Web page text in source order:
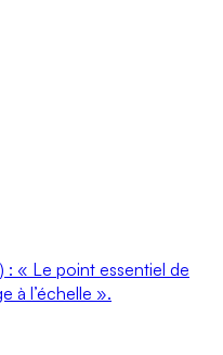
: « Le point essentiel de
à l’échelle ».